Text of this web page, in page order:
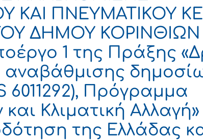
ΚΑΙ ΠΝΕΥΜΑΤΙΚΟΥ
ΔΗΜΟΥ ΚΟΡΙΝΘΙΩΝ
1 της Πράξης
αναβάθμισης
6011292), Πρόγραμμα
Κλιματική
της Ελλάδας